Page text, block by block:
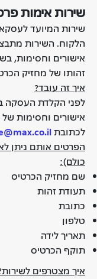
שירות אימות
שירות המיועד
הלקוח. השירות
אישורים וחסימות,
זהותו של מחזיק
איך זה עובד?
לפני הקלדת העסקה
לכתובת
הפרטים אותם ניתן
כולם):
שם מחזיק הכרטיס
תעודת זהות
כתובת
טלפון
תאריך לידה
תוקף הכרטיס
איך מצטרפים